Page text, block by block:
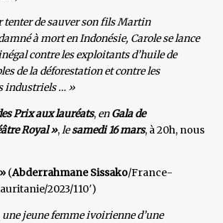
tenter de sauver son fils Martin
à mort en Indonésie, Carole se lance
contre les exploitants d’huile de
de la déforestation et contre les
industriels … »
Prix aux lauréats, enGala de
Royal »,lesamedi 16 mars, à 20h, nous
(Abderrahmane Sissako/France-
2023/110′)
une jeune femme ivoirienne d’une